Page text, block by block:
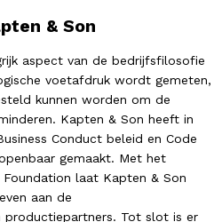
& Son
aspect van de bedrijfsfilosofie
voetafdruk wordt gemeten,
kunnen worden om de
Kapten & Son heeft in
Conduct beleid en Code
gemaakt. Met het
Foundation laat Kapten & Son
aan de
productiepartners. Tot slot is er